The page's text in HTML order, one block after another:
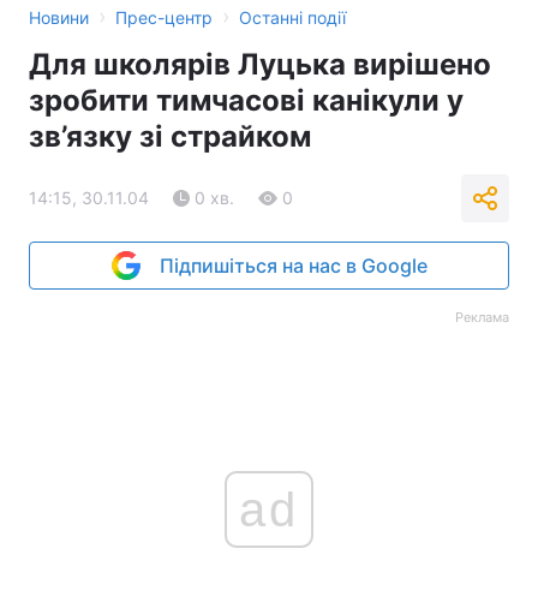
Новини › Прес-центр › Останні події
Для школярів Луцька вирішено
зробити тимчасові канікули у
зв’язку зі страйком
14:15, 30.11.04 0 хв. 0
Підпишіться на нас в Google
Реклама
ad